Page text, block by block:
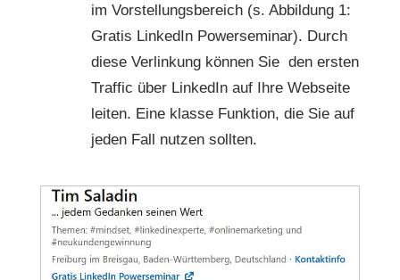
im Vorstellungsbereich (s. Abbildung 1:
Gratis LinkedIn Powerseminar). Durch
diese Verlinkung können Sie den ersten
Traffic über LinkedIn auf Ihre Webseite
leiten. Eine klasse Funktion, die Sie auf
jeden Fall nutzen sollten.